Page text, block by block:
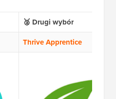
🥈 Drugi wybór
Thrive Apprentice